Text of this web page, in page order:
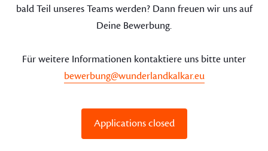
bald Teil unseres Teams werden? Dann freuen wir uns auf
Deine Bewerbung.
Für weitere Informationen kontaktiere uns bitte unter
bewerbung@wunderlandkalkar.eu
Applications closed